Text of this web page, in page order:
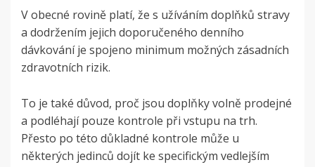
V obecné rovině platí, že s užíváním doplňků stravy
a dodržením jejich doporučeného denního
dávkování je spojeno minimum možných zásadních
zdravotních rizik.
To je také důvod, proč jsou doplňky volně prodejné
a podléhají pouze kontrole při vstupu na trh.
Přesto po této důkladné kontrole může u
některých jedinců dojít ke specifickým vedlejším